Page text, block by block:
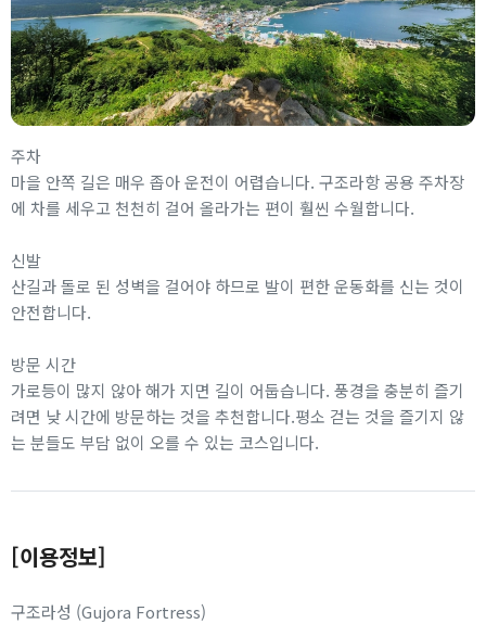
주차
마을 안쪽 길은 매우 좁아 운전이 어렵습니다. 구조라항 공용 주차장
에 차를 세우고 천천히 걸어 올라가는 편이 훨씬 수월합니다.
신발
산길과 돌로 된 성벽을 걸어야 하므로 발이 편한 운동화를 신는 것이
안전합니다.
방문 시간
가로등이 많지 않아 해가 지면 길이 어둡습니다. 풍경을 충분히 즐기
려면 낮 시간에 방문하는 것을 추천합니다.평소 걷는 것을 즐기지 않
는 분들도 부담 없이 오를 수 있는 코스입니다.
[이용정보]
구조라성 (Gujora Fortress)